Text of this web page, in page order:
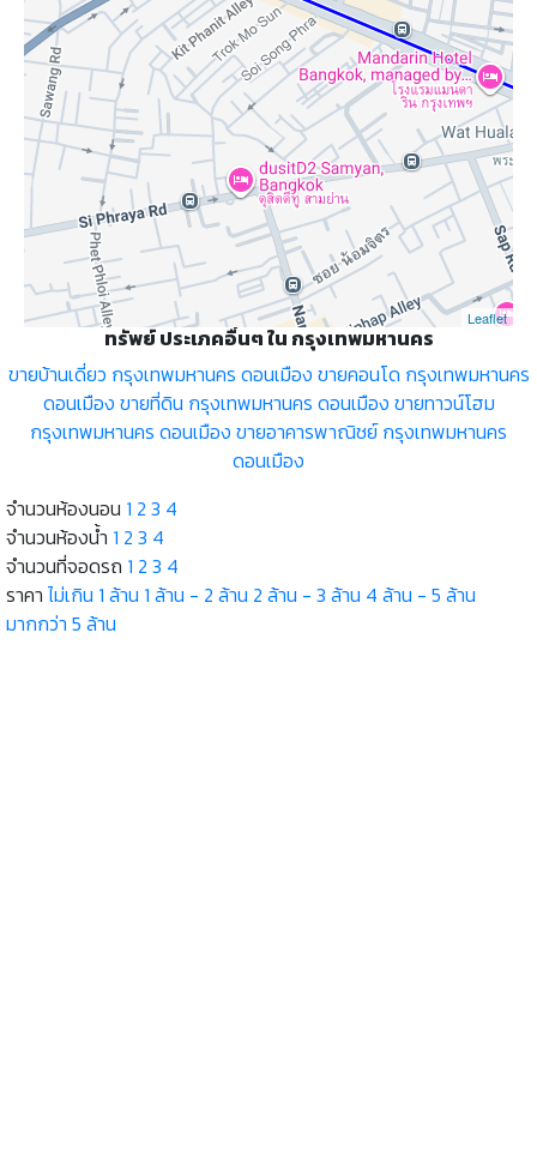
Leaflet
ทรัพย์ ประเภคอื่นๆ ใน กรุงเทพมหานคร
ขายบ้านเดี่ยว กรุงเทพมหานคร ดอนเมือง ขายคอนโด กรุงเทพมหานคร
ดอนเมือง ขายที่ดิน กรุงเทพมหานคร ดอนเมือง ขายทาวน์โฮม
กรุงเทพมหานคร ดอนเมือง ขายอาคารพาณิชย์ กรุงเทพมหานคร
ดอนเมือง
จำนวนห้องนอน 1 2 3 4
จำนวนห้องน้ำ 1 2 3 4
จำนวนที่จอดรถ 1 2 3 4
ราคา ไม่เกิน 1 ล้าน 1 ล้าน - 2 ล้าน 2 ล้าน - 3 ล้าน 4 ล้าน - 5 ล้าน
มากกว่า 5 ล้าน